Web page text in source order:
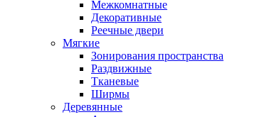
Межкомнатные
Декоративные
Реечные двери
Мягкие
Зонирования пространства
Раздвижные
Тканевые
Ширмы
Деревянные